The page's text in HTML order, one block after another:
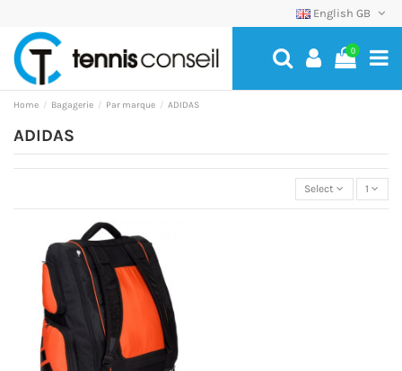
English GB
0
Home Bagagerie Par marque ADIDAS
ADIDAS
Select 1